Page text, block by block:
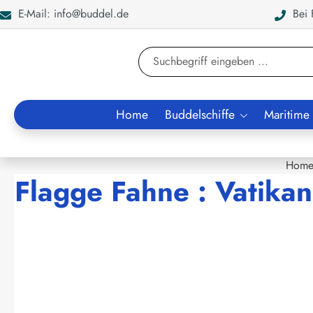
Zur Suche springen
E-Mail: info@buddel.de Bei
Home Buddelschiffe
Home
Flagge Fahne :